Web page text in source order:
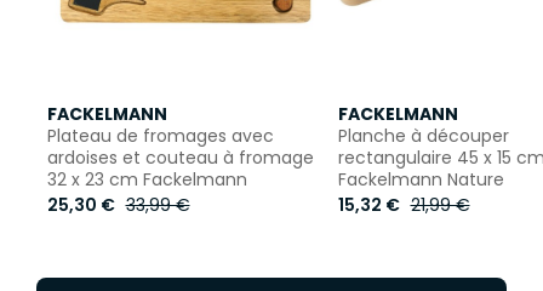
FACKELMANN
Plateau de fromages avec
ardoises et couteau à fromage
32 x 23 cm Fackelmann
25,30 € 33,99 €
FACKELMANN
Planche à découper
rectangulaire 45 x 15
Fackelmann Nature
15,32 € 21,99 €